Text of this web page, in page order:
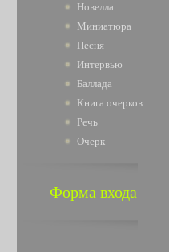
Новелла
Миниатюра
Песня
Интервью
Баллада
Книга очерков
Речь
Очерк
Форма входа